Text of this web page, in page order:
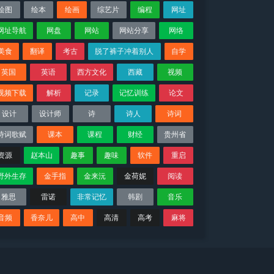
图 绘本 绘画 综艺片 编程
网址
址导航
网盘 网站 网站分享
网络
食
翻译 考古 脱了裤子冲着别人
自学
英国
英语 西方文化 西藏
视频
频下载
解析 记录 记忆训练
论文
设计
设计师 诗 诗人
诗词
词歌赋
课本 课程 财经
贵州省
源
赵本山 趣事 趣味 软件
重启
外生存
金手指 金来沅 金荷妮
阅读
雅思
雷诺 非常记忆 韩剧
音乐
频
香奈儿 高中 高清 高考 麻将